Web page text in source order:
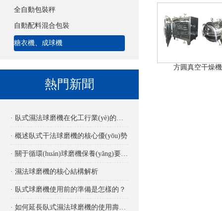
全自動包裝秤
自動配料混合包裝
糖衣機、成球機
熱門新聞
· 臥式濕法球磨機在化工行業(yè)的應用
· 概述臥式干法球磨機的核心優(yōu)勢
· 關于循環(huán)球磨機保養(yǎng)要點詳解
· 濕法球磨機的核心結構解析
· 臥式球磨機使用前的準備是怎樣的？
· 如何延長臥式濕法球磨機的使用壽命？
方圓真空干燥機